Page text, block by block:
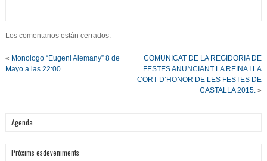
Los comentarios están cerrados.
« Monologo “Eugeni Alemany” 8 de
Mayo a las 22:00
COMUNICAT DE LA REGIDORIA DE
FESTES ANUNCIANT LA REINA I LA
CORT D’HONOR DE LES FESTES DE
CASTALLA 2015. »
Agenda
Pròxims esdeveniments